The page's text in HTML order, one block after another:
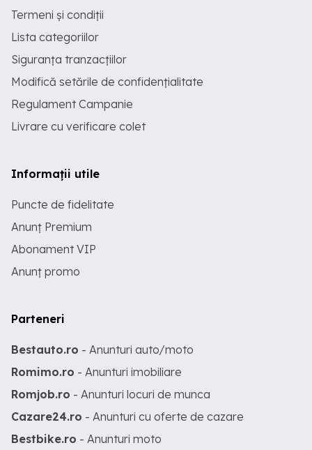
Termeni și condiții
Lista categoriilor
Siguranța tranzacțiilor
Modifică setările de confidențialitate
Regulament Campanie
Livrare cu verificare colet
Informații utile
Puncte de fidelitate
Anunț Premium
Abonament VIP
Anunț promo
Parteneri
Bestauto.ro - Anunturi auto/moto
Romimo.ro - Anunturi imobiliare
Romjob.ro - Anunturi locuri de munca
Cazare24.ro - Anunturi cu oferte de cazare
Bestbike.ro - Anunturi moto